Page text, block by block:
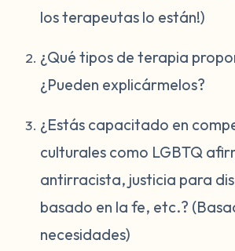
los terapeutas lo están!)
¿Qué tipos de terapia
¿Pueden explicármelos?
¿Estás capacitado en
culturales como LGBTQ
antirracista, justicia para
basado en la fe, etc.?
necesidades)